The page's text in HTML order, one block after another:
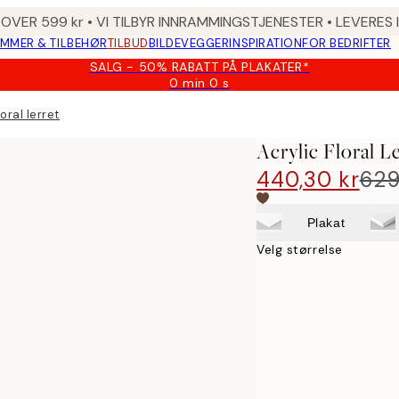
599 kr • VI TILBYR INNRAMMINGSTJENESTER •
& TILBEHØRTILBUDBILDEVEGGERINSPIRATIONFOR BEDRIFTER
SALG - 50% RABATT PÅ PLAKATER*
0 min0 s
Gyldig
lerret
Acrylic Floral
440,30 kr
Plakat
Velg størrelse